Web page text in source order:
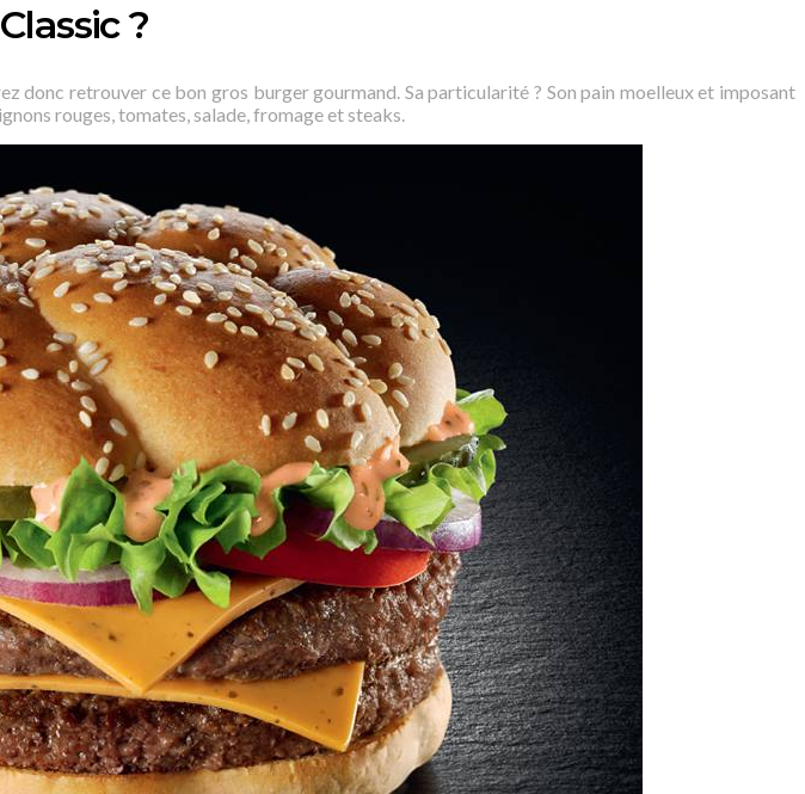
?
donc retrouver ce bon gros burger gourmand. Sa particularité ? Son pain moelleux et imposant
rouges, tomates, salade, fromage et steaks.